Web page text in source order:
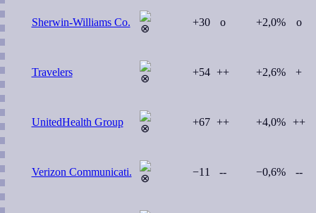
Sherwin-Williams Co. +30 o +2,0% o
Travelers +54 ++ +2,6% +
UnitedHealth Group +67 ++ +4,0% ++
Verizon Communicati. −11 -- −0,6% --